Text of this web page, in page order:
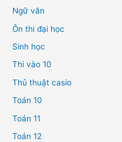
Ngữ văn
Ôn thi đại học
Sinh học
Thi vào 10
Thủ thuật casio
Toán 10
Toán 11
Toán 12